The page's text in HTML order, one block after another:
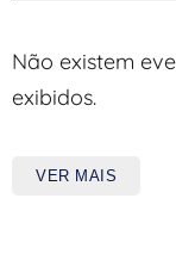
Não existem
exibidos.
VER MAIS